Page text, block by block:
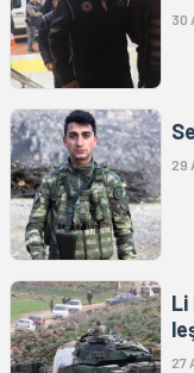
30
29
Li
27